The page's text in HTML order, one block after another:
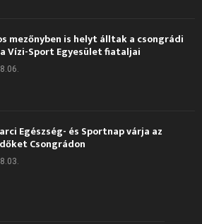
mezőnyben is helyt álltak a csongrádi
Vízi-Sport Egyesület fiataljai
Egészség- és Sportnap várja az
Csongrádon